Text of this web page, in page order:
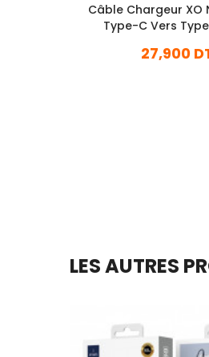
Câble Chargeur XO
Type-C Vers
27,900
LES AUTRES